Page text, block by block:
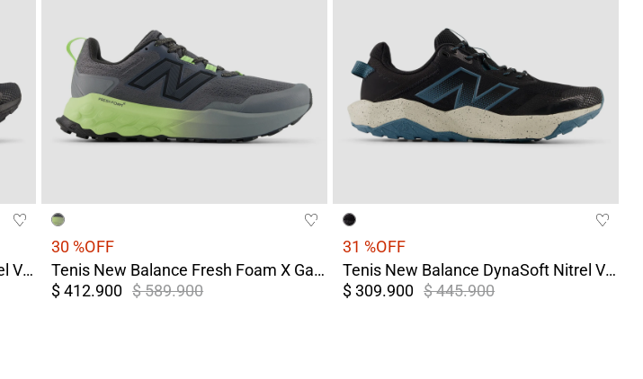
Tenis New Balance DynaSoft Nitrel V6 Negro Hombre
30 %OFF
Tenis New Balance Fresh Foam X Garoé V2 Hombre Gris
$ 412.900 $ 589.900
31 %OFF
Tenis New Balance DynaSoft Nitrel V6 Negro Hombre
$ 309.900 $ 445.900